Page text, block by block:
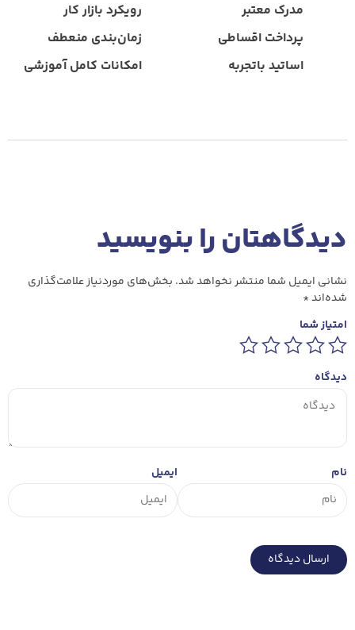
مدرک معتبر
رویکرد‌ بازار‌ کار
پرداخت ‌اقساطی
زمان‌بندی ‌منعطف
اساتید‌ باتجربه
امکانات‌ کامل ‌آموزشی
دیدگاهتان را بنویسید
نشانی ایمیل شما منتشر نخواهد شد. بخش‌های موردنیاز علامت‌گذاری
شده‌اند*
امتیاز شما
دیدگاه
نام ایمیل